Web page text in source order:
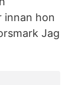
innan hon
Jag